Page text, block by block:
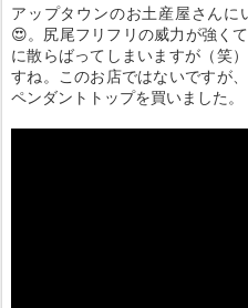
アップタウンのお土産屋さん
😍。尻尾フリフリの威力が強く
に散らばってしまいますが（笑
すね。このお店ではないですが
ペンダントトップを買いました。